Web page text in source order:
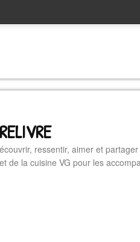
ressentir, aimer et
de la cuisine VG pour les